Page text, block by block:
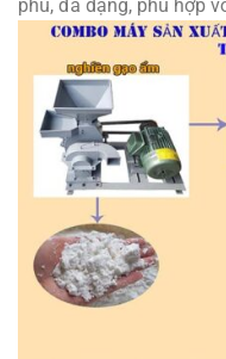
phú, đa dạng, phù hợp